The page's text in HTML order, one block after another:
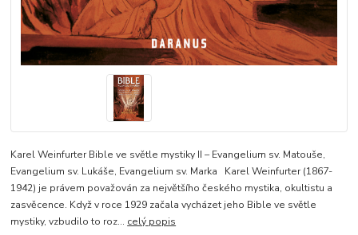
Karel Weinfurter Bible ve světle mystiky II – Evangelium sv. Matouše,
Evangelium sv. Lukáše, Evangelium sv. Marka Karel Weinfurter (1867-
1942) je právem považován za největšího českého mystika, okultistu a
zasvěcence. Když v roce 1929 začala vycházet jeho Bible ve světle
mystiky, vzbudilo to roz... celý popis